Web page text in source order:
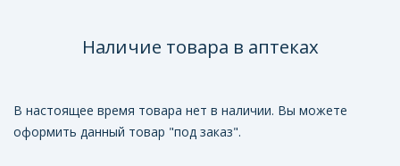
Наличие товара в аптеках
В настоящее время товара нет в наличии. Вы можете
оформить данный товар "под заказ".